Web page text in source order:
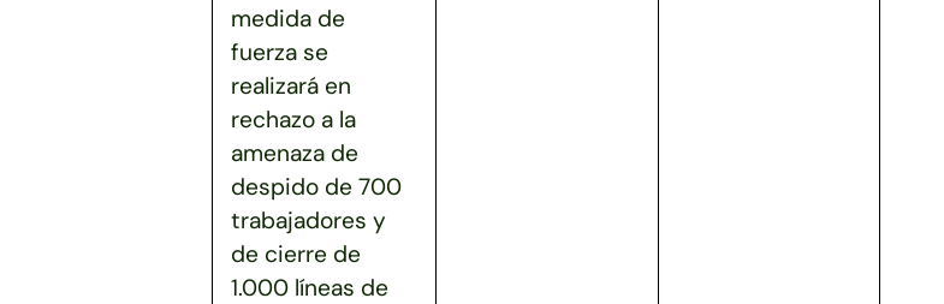
medida de
fuerza se
realizará en
rechazo a la
amenaza de
despido de 700
trabajadores y
de cierre de
1.000 líneas de